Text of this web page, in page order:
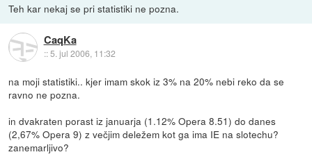
Teh kar nekaj se pri statistiki ne pozna.
CaqKa
::5. jul 2006, 11:32
na moji statistiki.. kjer imam skok iz 3% na 20% nebi reko da se
ravno ne pozna.
in dvakraten porast iz januarja (1.12% Opera 8.51) do danes
(2,67% Opera 9) z večjim deležem kot ga ima IE na slotechu?
zanemarljivo?